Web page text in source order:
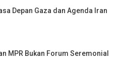
Depan Gaza dan Agenda Iran
MPR Bukan Forum Seremonial